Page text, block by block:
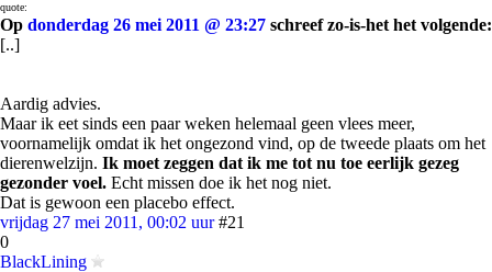
quote:
Op donderdag 26 mei 2011 @ 23:27 schreef zo-is-het het volgende:
[..]
Aardig advies.
Maar ik eet sinds een paar weken helemaal geen vlees meer,
voornamelijk omdat ik het ongezond vind, op de tweede plaats om het
dierenwelzijn. Ik moet zeggen dat ik me tot nu toe eerlijk gezeg
gezonder voel. Echt missen doe ik het nog niet.
Dat is gewoon een placebo effect.
vrijdag 27 mei 2011, 00:02 uur #21
0
BlackLining